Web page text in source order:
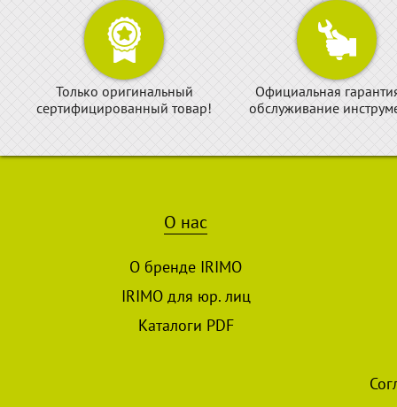
Только оригинальный
сертифицированный товар!
Официальная
обслуживание
О нас
О бренде IRIMO
IRIMO для юр. лиц
Каталоги PDF